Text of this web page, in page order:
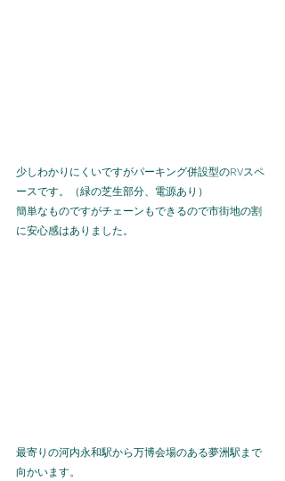
少しわかりにくいですがパーキング併設型のRVスペ
ースです。（緑の芝生部分、電源あり）
簡単なものですがチェーンもできるので市街地の割
に安心感はありました。
最寄りの河内永和駅から万博会場のある夢洲駅まで
向かいます。